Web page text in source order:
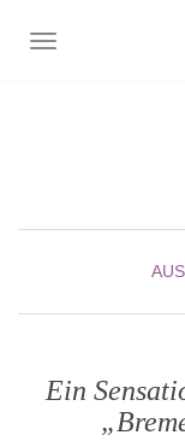
NAVIGATION
Ein